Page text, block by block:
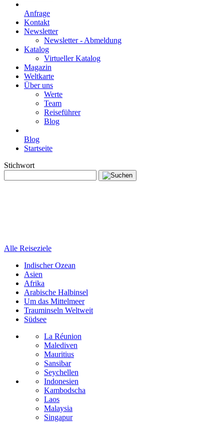
Anfrage
Kontakt
Newsletter
Newsletter - Abmeldung
Katalog
Virtueller Katalog
Magazin
Weltkarte
Über uns
Werte
Team
Reiseführer
Blog
Blog
Startseite
Stichwort
Alle Reiseziele
Indischer Ozean
Asien
Afrika
Arabische Halbinsel
Um das Mittelmeer
Trauminseln Weltweit
Südsee
La Réunion
Malediven
Mauritius
Sansibar
Seychellen
Indonesien
Kambodscha
Laos
Malaysia
Singapur